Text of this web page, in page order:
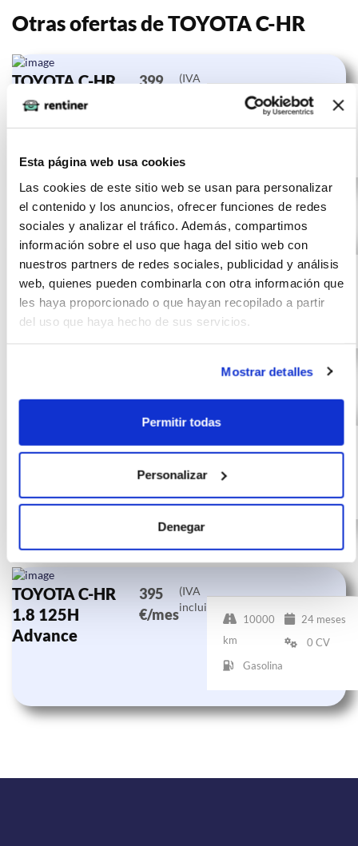
Esta página web usa cookies
Las cookies de este sitio web se usan para personalizar
el contenido y los anuncios, ofrecer funciones de redes
sociales y analizar el tráfico. Además, compartimos
información sobre el uso que haga del sitio web con
nuestros partners de redes sociales, publicidad y análisis
web, quienes pueden combinarla con otra información que
les haya proporcionado o que hayan recopilado a partir
del uso que haya hecho de sus servicios.
Mostrar detalles
Permitir todas
Personalizar
Denegar
Otras ofertas de TOYOTA C-HR
TOYOTA C-HR
1.8 125H
399
(IVA
10000
km
24 meses
0 CV
TOYOTA C-HR
1.8 125H
Advance
397
€/mes
(IVA
incluido)
10000
km
24 meses
0 CV
Gasolina
1.8 125H
412
€/mes
(IVA
10000
km
24 meses
Gasolina
TOYOTA C-HR
1.8 125H
Advance
395
€/mes
(IVA
incluido)
10000
km
24 meses
0 CV
Gasolina